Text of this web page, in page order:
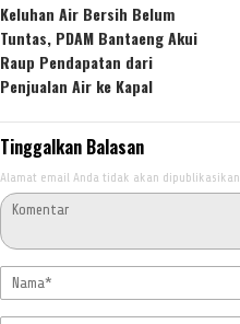
Keluhan Air Bersih Belum
Tuntas, PDAM Bantaeng Akui
Raup Pendapatan dari
Penjualan Air ke Kapal
Tinggalkan Balasan
Alamat email Anda tidak akan dipublikasikan.